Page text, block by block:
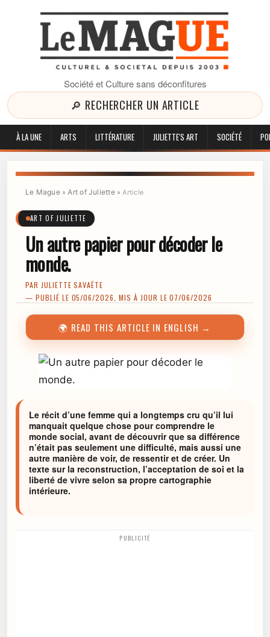
Société et Culture sans déconfitures
🔎 RECHERCHER UN ARTICLE
À LA UNE ARTS LITTÉRATURE JULIETTE'S ART SOCIÉTÉ
Le Mague»Art of Juliette »Article
ART OF JULIETTE
Un autre papier pour décoder le
monde.
PAR JULIETTE SAVAËTE
— PUBLIÉ LE 05/06/2026, MIS À JOUR LE 07/06/2026
🌍 READ THIS ARTICLE IN ENGLISH →
Le récit d’une femme qui a longtemps cru qu’il lui
manquait quelque chose pour comprendre le
monde social, avant de découvrir que sa différence
n’était pas seulement une difficulté, mais aussi une
autre manière de voir, de ressentir et de créer. Un
texte sur la reconstruction, l’acceptation de soi et la
liberté de vivre selon sa propre cartographie
intérieure.
PUBLICITÉ